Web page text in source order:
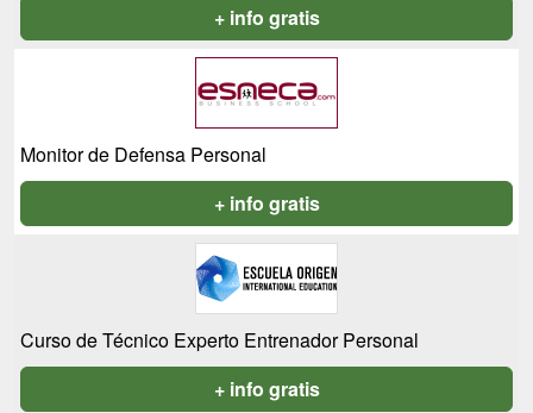
+ info gratis
Monitor de Defensa Personal
+ info gratis
Curso de Técnico Experto Entrenador Personal
+ info gratis